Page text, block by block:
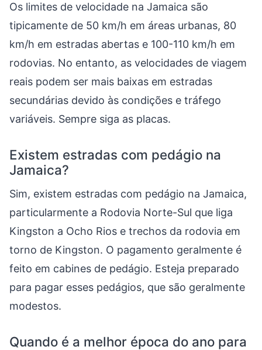
Os limites de velocidade na Jamaica são
tipicamente de 50 km/h em áreas urbanas, 80
km/h em estradas abertas e 100-110 km/h em
rodovias. No entanto, as velocidades de viagem
reais podem ser mais baixas em estradas
secundárias devido às condições e tráfego
variáveis. Sempre siga as placas.
Existem estradas com pedágio na
Jamaica?
Sim, existem estradas com pedágio na Jamaica,
particularmente a Rodovia Norte-Sul que liga
Kingston a Ocho Rios e trechos da rodovia em
torno de Kingston. O pagamento geralmente é
feito em cabines de pedágio. Esteja preparado
para pagar esses pedágios, que são geralmente
modestos.
Quando é a melhor época do ano para